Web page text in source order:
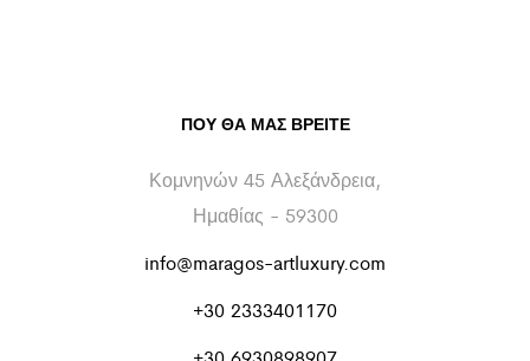
ΠΟΥ ΘΑ ΜΑΣ ΒΡΕΊΤΕ
Κομνηνών 45 Αλεξάνδρεια,
Ημαθίας - 59300
info@maragos-artluxury.com
+30 2333401170